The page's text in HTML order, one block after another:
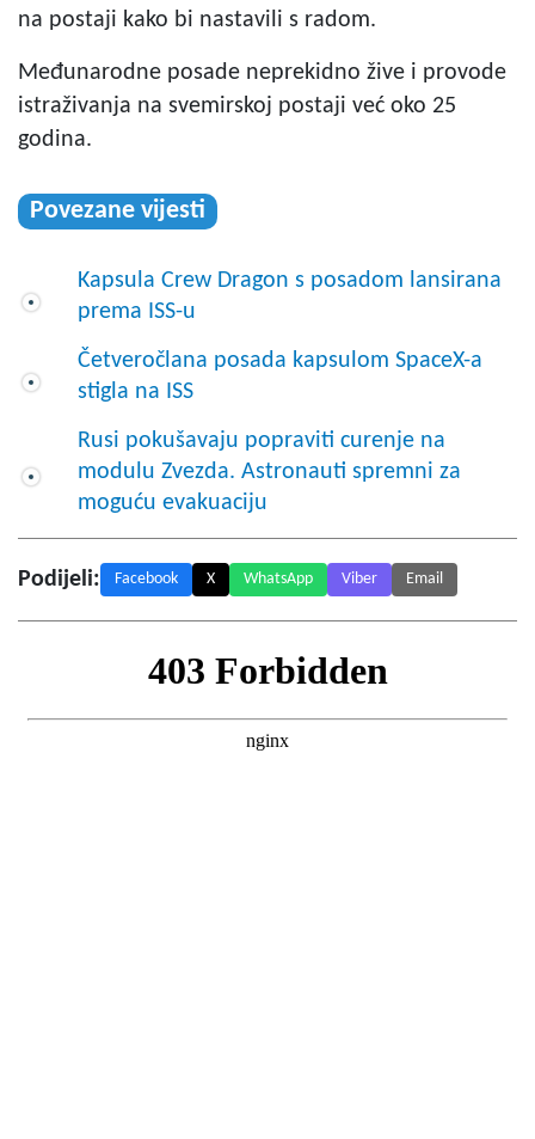
na postaji kako bi nastavili s radom.
Međunarodne posade neprekidno žive i provode
istraživanja na svemirskoj postaji već oko 25
godina.
Povezane vijesti
Kapsula Crew Dragon s posadom lansirana
prema ISS-u
Četveročlana posada kapsulom SpaceX-a
stigla na ISS
Rusi pokušavaju popraviti curenje na
modulu Zvezda. Astronauti spremni za
moguću evakuaciju
Podijeli: Facebook X WhatsApp Viber Email